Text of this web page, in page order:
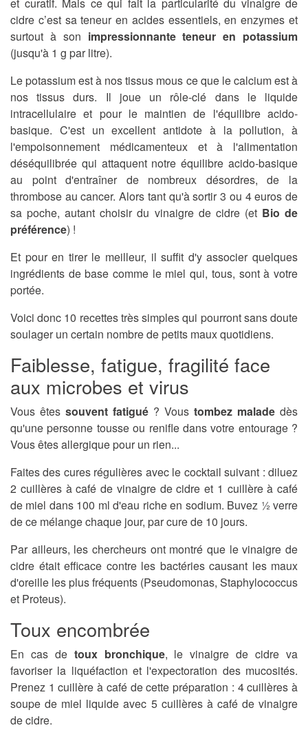
et curatif. Mais ce qui fait la particularité du vinaigre de
cidre c’est sa teneur en acides essentiels, en enzymes et
surtout à son impressionnante teneur en potassium
(jusqu'à 1 g par litre).
Le potassium est à nos tissus mous ce que le calcium est à
nos tissus durs. Il joue un rôle-clé dans le liquide
intracellulaire et pour le maintien de l'équilibre acido-
basique. C'est un excellent antidote à la pollution, à
l'empoisonnement médicamenteux et à l'alimentation
déséquilibrée qui attaquent notre équilibre acido-basique
au point d'entraîner de nombreux désordres, de la
thrombose au cancer. Alors tant qu'à sortir 3 ou 4 euros de
sa poche, autant choisir du vinaigre de cidre (et Bio de
préférence) !
Et pour en tirer le meilleur, il suffit d'y associer quelques
ingrédients de base comme le miel qui, tous, sont à votre
portée.
Voici donc 10 recettes très simples qui pourront sans doute
soulager un certain nombre de petits maux quotidiens.
Faiblesse, fatigue, fragilité face
aux microbes et virus
Vous êtes souvent fatigué ? Vous tombez malade dès
qu'une personne tousse ou renifle dans votre entourage ?
Vous êtes allergique pour un rien...
Faites des cures régulières avec le cocktail suivant : diluez
2 cuillères à café de vinaigre de cidre et 1 cuillère à café
de miel dans 100 ml d'eau riche en sodium. Buvez ½ verre
de ce mélange chaque jour, par cure de 10 jours.
Par ailleurs, les chercheurs ont montré que le vinaigre de
cidre était efficace contre les bactéries causant les maux
d'oreille les plus fréquents (Pseudomonas, Staphylococcus
et Proteus).
Toux encombrée
En cas de toux bronchique, le vinaigre de cidre va
favoriser la liquéfaction et l'expectoration des mucosités.
Prenez 1 cuillère à café de cette préparation : 4 cuillères à
soupe de miel liquide avec 5 cuillères à café de vinaigre
de cidre.